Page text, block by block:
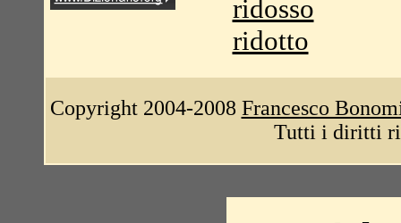
ridosso
ridotto
Copyright 2004-2008 Francesco
Tutti i diritti